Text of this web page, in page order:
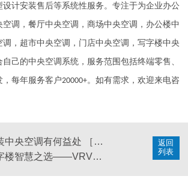
计安装售后等系统性服务。专注于为企业办公
调，餐厅中央空调，商场中央空调，办公楼中
，超市中央空调，门店中央空调，写字楼中央
己的中央空调系统，服务范围包括终端零售、
每年服务客户20000+。如有需求，欢迎来电咨
返回
列表
商场安装中央空调有何益处 ［国佳冷暖］
高端写字楼智慧之选——VRV空调系统［国佳冷暖］